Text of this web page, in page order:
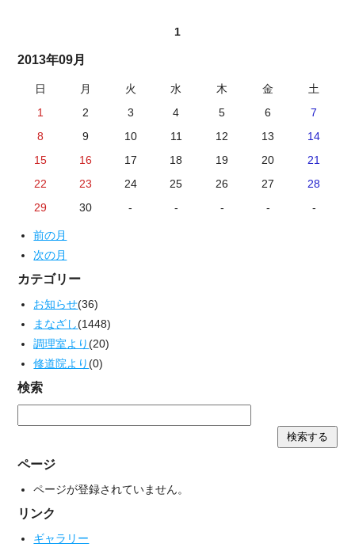
1
2013年09月
日 月 火 水 木 金
土
1
2 3 4 5 6
7
8
9 10 11 12 13
14
15
16 17 18 19 20
21
22
23 24 25 26 27
28
29
30 - - - - -
前の月
次の月
カテゴリー
お知らせ(36)
まなざし(1448)
調理室より(20)
修道院より(0)
検索
ページ
ページが登録されていません。
リンク
ギャラリー